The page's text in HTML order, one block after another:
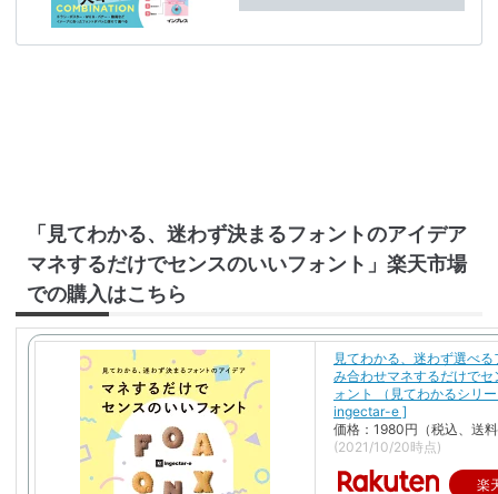
「見てわかる、迷わず決まるフォントのアイデア
マネするだけでセンスのいいフォント」楽天市場
での購入はこちら
見てわかる、迷わず選べ
み合わせマネするだけでセ
ォント （見てわかるシリ
ingectar-e ]
価格：1980円（税込、送
(2021/10/20時点)
楽